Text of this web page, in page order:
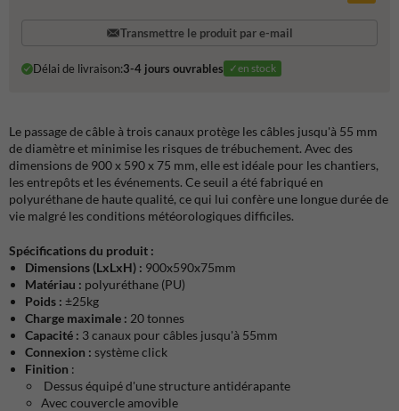
Transmettre le produit par e-mail
Délai de livraison:3-4 jours ouvrables ✓en stock
Le passage de câble à trois canaux protège les câbles jusqu'à 55 mm
de diamètre et minimise les risques de trébuchement. Avec des
dimensions de 900 x 590 x 75 mm, elle est idéale pour les chantiers,
les entrepôts et les événements. Ce seuil a été fabriqué en
polyuréthane de haute qualité, ce qui lui confère une longue durée de
vie malgré les conditions météorologiques difficiles.
Spécifications du produit :
Dimensions (LxLxH) : 900x590x75mm
Matériau : polyuréthane (PU)
Poids : ±25kg
Charge maximale : 20 tonnes
Capacité : 3 canaux pour câbles jusqu'à 55mm
Connexion : système click
Finition :
Dessus équipé d'une structure antidérapante
Avec couvercle amovible